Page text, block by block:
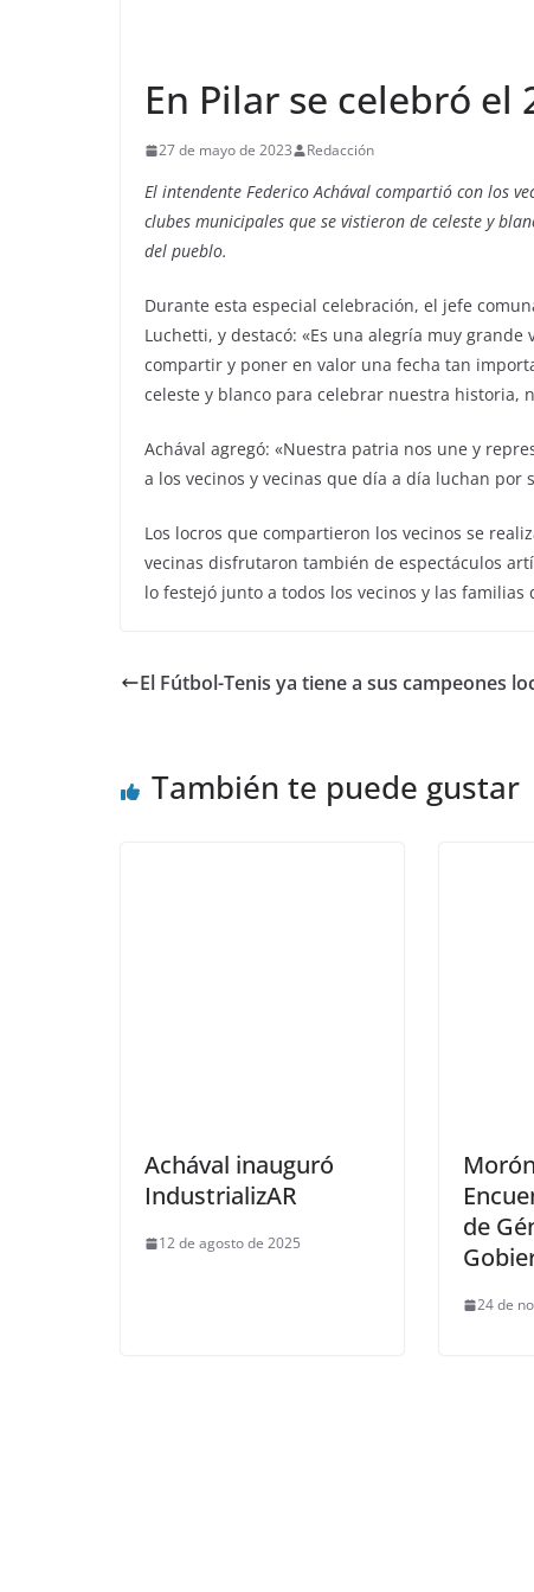
En Pilar se celebró el
27 de mayo de 2023 Redacción
El intendente Federico Achával compartió con los
clubes municipales que se vistieron de celeste y
del pueblo.
Durante esta especial celebración, el jefe
Luchetti, y destacó: «Es una alegría muy
compartir y poner en valor una fecha tan
celeste y blanco para celebrar nuestra historia,
Achával agregó: «Nuestra patria nos une y
a los vecinos y vecinas que día a día luchan
Los locros que compartieron los vecinos se
vecinas disfrutaron también de espectáculos
lo festejó junto a todos los vecinos y las
El Fútbol-Tenis ya tiene a sus campeones
También te puede gustar
Achával inauguró
IndustrializAR
12 de agosto de 2025
de
24 de